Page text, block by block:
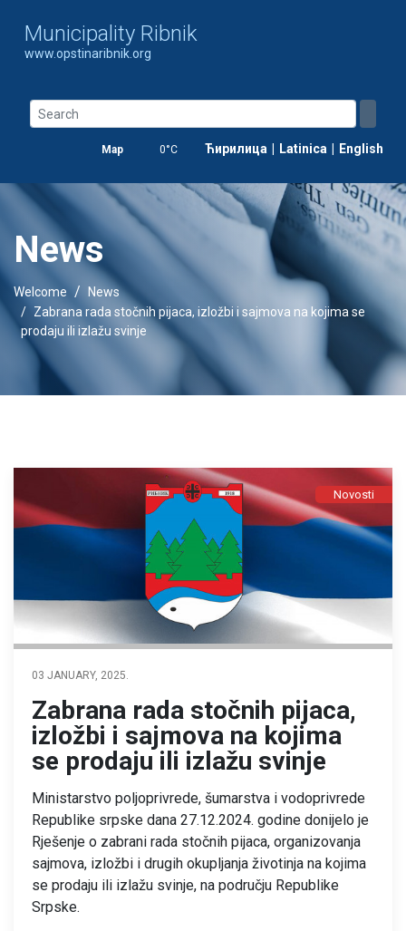
Municipality Ribnik
www.opstinaribnik.org
Map 0°C Ћирилица | Latinica | English
News
Welcome
News
Zabrana rada stočnih pijaca, izložbi i sajmova na kojima se
prodaju ili izlažu svinje
Novosti
03 JANUARY, 2025.
Zabrana rada stočnih pijaca,
izložbi i sajmova na kojima
se prodaju ili izlažu svinje
Ministarstvo poljoprivrede, šumarstva i vodoprivrede
Republike srpske dana 27.12.2024. godine donijelo je
Rješenje o zabrani rada stočnih pijaca, organizovanja
sajmova, izložbi i drugih okupljanja životinja na kojima
se prodaju ili izlažu svinje, na području Republike
Srpske.